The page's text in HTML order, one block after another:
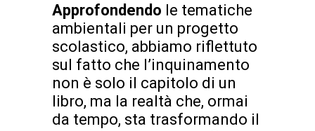
Approfondendo le tematiche
ambientali per un progetto
scolastico, abbiamo riflettuto
sul fatto che l’inquinamento
non è solo il capitolo di un
libro, ma la realtà che, ormai
da tempo, sta trasformando il